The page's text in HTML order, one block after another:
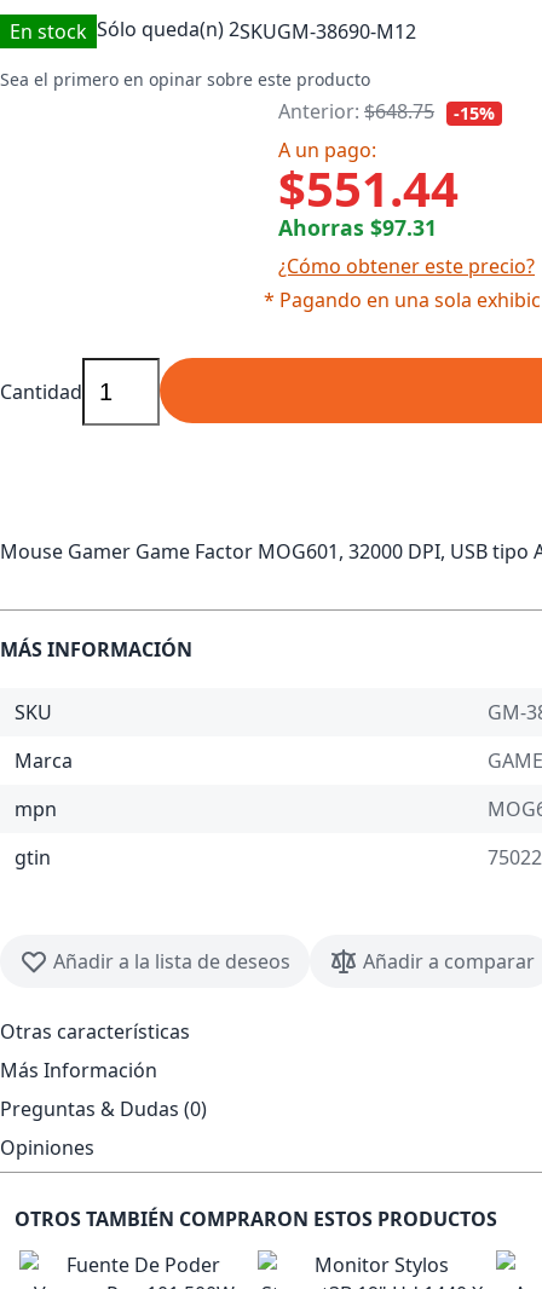
En stock Sólo queda(n)2SKUGM-38690-M12
Sea el primero en opinar sobre este producto
Anterior: $648.75 -15%
A un pago:
$551.44
Ahorras $97.31
¿Cómo obtener este precio?
* Pagando en una sola
Cantidad
Mouse Gamer Game Factor MOG601, 32000 DPI, USB tipo
MÁS INFORMACIÓN
SKU
GM-
Marca
mpn
gtin
Añadir a la lista de deseos Añadir a comparar
Otras características
Más Información
Preguntas & Dudas (0)
Opiniones
OTROS TAMBIÉN COMPRARON ESTOS PRODUCTOS